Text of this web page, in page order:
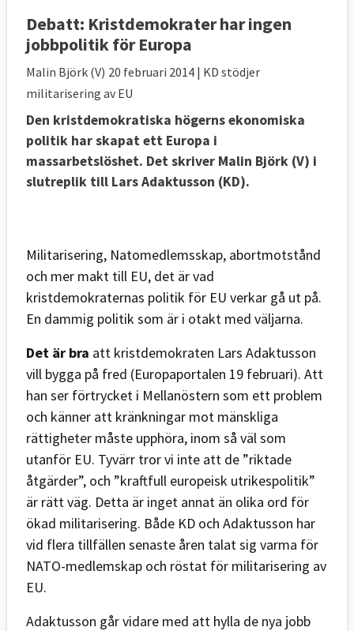
Debatt: Kristdemokrater har ingen
jobbpolitik för Europa
Malin Björk (V) 20 februari 2014 | KD stödjer
militarisering av EU
Den kristdemokratiska högerns ekonomiska
politik har skapat ett Europa i
massarbetslöshet. Det skriver Malin Björk (V) i
slutreplik till Lars Adaktusson (KD).
Militarisering, Natomedlemsskap, abortmotstånd
och mer makt till EU, det är vad
kristdemokraternas politik för EU verkar gå ut på.
En dammig politik som är i otakt med väljarna.
Det är bra att kristdemokraten Lars Adaktusson
vill bygga på fred (Europaportalen 19 februari). Att
han ser förtrycket i Mellanöstern som ett problem
och känner att kränkningar mot mänskliga
rättigheter måste upphöra, inom så väl som
utanför EU. Tyvärr tror vi inte att de ”riktade
åtgärder”, och ”kraftfull europeisk utrikespolitik”
är rätt väg. Detta är inget annat än olika ord för
ökad militarisering. Både KD och Adaktusson har
vid flera tillfällen senaste åren talat sig varma för
NATO-medlemskap och röstat för militarisering av
EU.
Adaktusson går vidare med att hylla de nya jobb